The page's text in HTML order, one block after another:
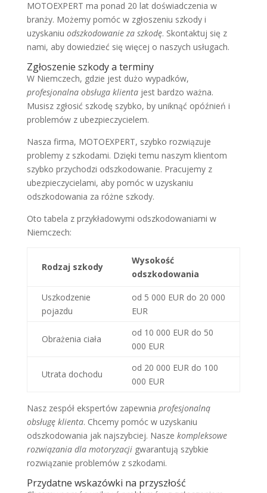
MOTOEXPERT ma ponad 20 lat doświadczenia w
branży. Możemy pomóc w zgłoszeniu szkody i
uzyskaniu odszkodowanie za szkodę. Skontaktuj się z
nami, aby dowiedzieć się więcej o naszych usługach.
Zgłoszenie szkody a terminy
W Niemczech, gdzie jest dużo wypadków,
profesjonalna obsługa klientajest bardzo ważna.
Musisz zgłosić szkodę szybko, by uniknąć opóźnień i
problemów z ubezpieczycielem.
Nasza firma, MOTOEXPERT, szybko rozwiązuje
problemy z szkodami. Dzięki temu naszym klientom
szybko przychodzi odszkodowanie. Pracujemy z
ubezpieczycielami, aby pomóc w uzyskaniu
odszkodowania za różne szkody.
Oto tabela z przykładowymi odszkodowaniami w
Niemczech:
Rodzaj szkody
Wysokość
odszkodowania
Uszkodzenie
pojazdu
od 5 000 EUR do 20 000
EUR
Obrażenia ciała
od 10 000 EUR do 50
000 EUR
Utrata dochodu
od 20 000 EUR do 100
000 EUR
Nasz zespół ekspertów zapewnia profesjonalną
obsługę klienta. Chcemy pomóc w uzyskaniu
odszkodowania jak najszybciej. Nasze kompleksowe
rozwiązania dla motoryzacjigwarantują szybkie
rozwiązanie problemów z szkodami.
Przydatne wskazówki na przyszłość